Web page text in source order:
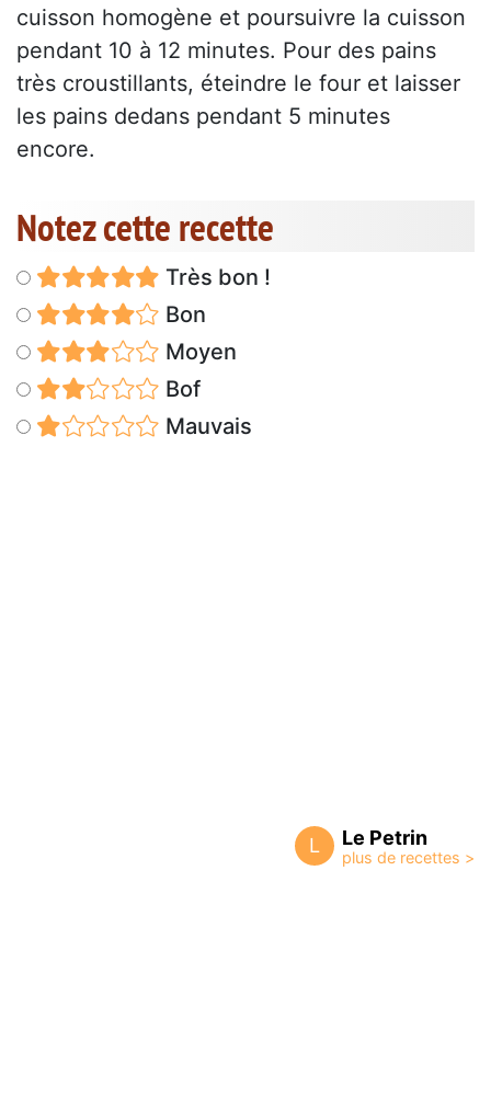
cuisson homogène et poursuivre la cuisson
pendant 10 à 12 minutes. Pour des pains
très croustillants, éteindre le four et laisser
les pains dedans pendant 5 minutes
encore.
Notez cette recette
Très bon !
Bon
Moyen
Bof
Mauvais
L Le Petrin